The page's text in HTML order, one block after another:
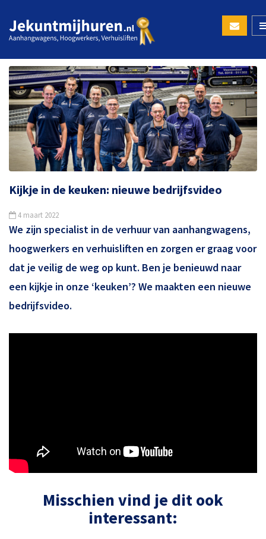
Kijkje in de keuken: nieuwe bedrijfsvideo
4 maart 2022
We zijn specialist in de verhuur van aanhangwagens,
hoogwerkers en verhuisliften en zorgen er graag voor
dat je veilig de weg op kunt. Ben je benieuwd naar
een kijkje in onze ‘keuken’? We maakten een nieuwe
bedrijfsvideo.
Misschien vind je dit ook
interessant: